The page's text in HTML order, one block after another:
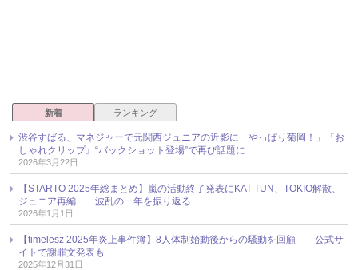
新着 ランキング
渋谷すばる、マネジャーで元関西ジュニアの近影に「やっぱり菊岡！」『お
しゃれクリップ』“バックショット登場”で再び話題に
2026年3月22日
【STARTO 2025年総まとめ】嵐の活動終了発表にKAT-TUN、TOKIO解散、
ジュニア再編……波乱の一年を振り返る
2026年1月1日
【timelesz 2025年炎上事件簿】8人体制始動後からの騒動を回顧――公式サ
イトで謝罪文発表も
2025年12月31日